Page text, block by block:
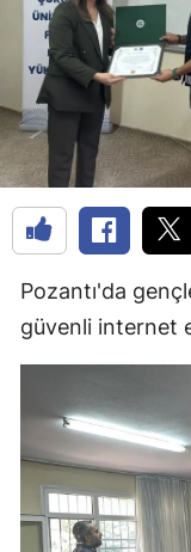
Pozantı'da
güvenli internet